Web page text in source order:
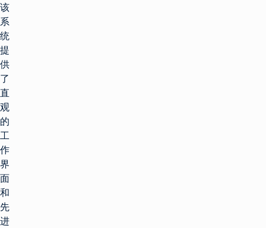
该
系
统
提
供
了
直
观
的
工
作
界
面
和
先
进